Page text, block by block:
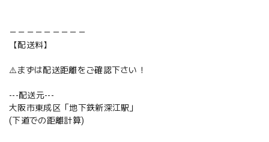
－－－－－－－－－
【配送料】
⚠️まずは配送距離をご確認下さい！
---配送元---
大阪市東成区「地下鉄新深江駅」
(下道での距離計算)